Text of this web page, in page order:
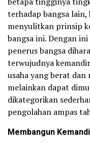
terhadap bangsa
menyulitkan prinsip
bangsa ini. Dengan
penerus bangsa
terwujudnya
usaha yang berat
melainkan dapat
dikategorikan
pengolahan ampas
Membangun